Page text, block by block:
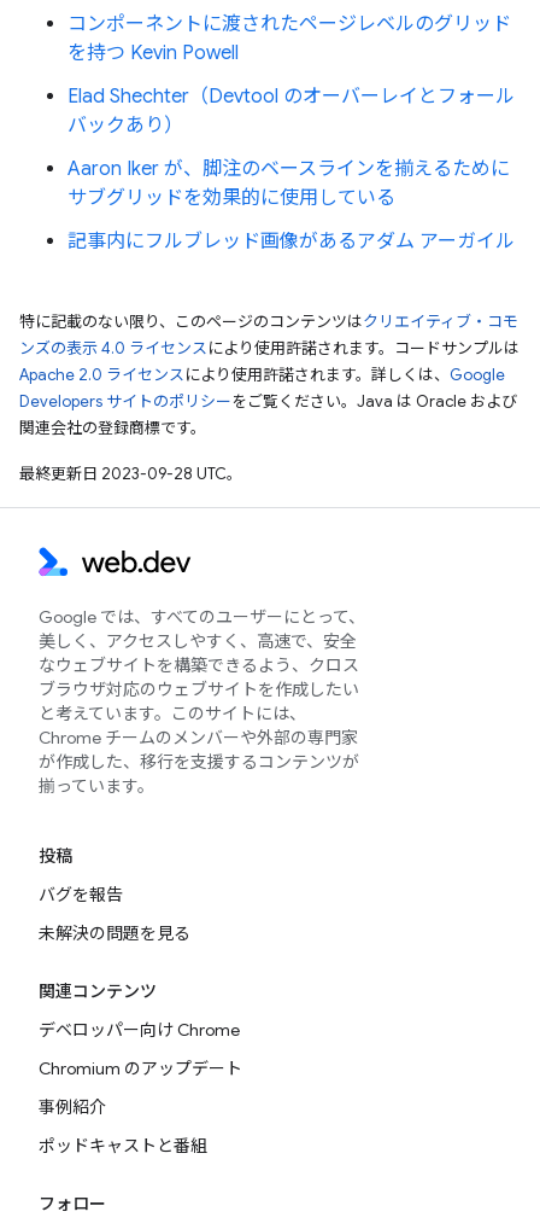
コンポーネントに渡されたページレベルのグリッド
を持つ Kevin Powell
Elad Shechter（Devtool のオーバーレイとフォール
バックあり）
Aaron Iker が、脚注のベースラインを揃えるために
サブグリッドを効果的に使用している
記事内にフルブレッド画像があるアダム アーガイル
特に記載のない限り、このページのコンテンツはクリエイティブ・コモ
ンズの表示 4.0 ライセンスにより使用許諾されます。コードサンプルは
Apache 2.0 ライセンスにより使用許諾されます。詳しくは、 Google
Developers サイトのポリシーをご覧ください。Java は Oracle および
関連会社の登録商標です。
最終更新日 2023-09-28 UTC。
Google では、すべてのユーザーにとって、
美しく、アクセスしやすく、高速で、安全
なウェブサイトを構築できるよう、クロス
ブラウザ対応のウェブサイトを作成したい
と考えています。このサイトには、
Chrome チームのメンバーや外部の専門家
が作成した、移行を支援するコンテンツが
揃っています。
投稿
バグを報告
未解決の問題を見る
関連コンテンツ
デベロッパー向け Chrome
Chromium のアップデート
事例紹介
ポッドキャストと番組
フォロー